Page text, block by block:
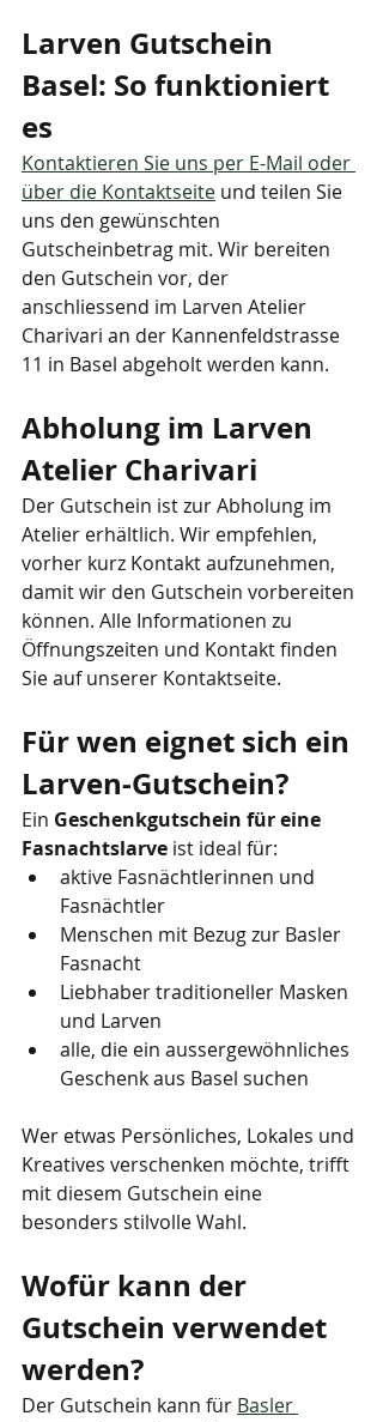
Larven Gutschein
Basel: So funktioniert
es
Kontaktieren Sie uns per E-Mail oder
über die Kontaktseite und teilen Sie
uns den gewünschten
Gutscheinbetrag mit. Wir bereiten
den Gutschein vor, der
anschliessend im Larven Atelier
Charivari an der Kannenfeldstrasse
11 in Basel abgeholt werden kann.
Abholung im Larven
Atelier Charivari
Der Gutschein ist zur Abholung im
Atelier erhältlich. Wir empfehlen,
vorher kurz Kontakt aufzunehmen,
damit wir den Gutschein vorbereiten
können. Alle Informationen zu
Öffnungszeiten und Kontakt finden
Sie auf unserer Kontaktseite.
Für wen eignet sich ein
Larven-Gutschein?
Ein Geschenkgutschein für eine
Fasnachtslarve ist ideal für:
aktive Fasnächtlerinnen und
Fasnächtler
Menschen mit Bezug zur Basler
Fasnacht
Liebhaber traditioneller Masken
und Larven
alle, die ein aussergewöhnliches
Geschenk aus Basel suchen
Wer etwas Persönliches, Lokales und
Kreatives verschenken möchte, trifft
mit diesem Gutschein eine
besonders stilvolle Wahl.
Wofür kann der
Gutschein verwendet
werden?
Der Gutschein kann für Basler